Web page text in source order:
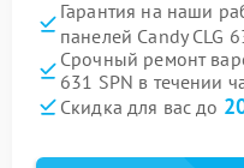
Гарантия на наши
панелей Candy CLG
Срочный ремонт
631 SPN в течении
Скидка для вас до